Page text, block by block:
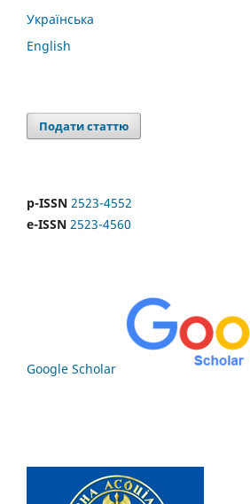
Українська
English
Подати статтю
p-ISSN 2523-4552
e-ISSN 2523-4560
Google Scholar